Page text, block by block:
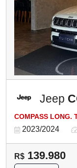
Jeep
COMPASS LONG.
2023/2024
R$ 139.980